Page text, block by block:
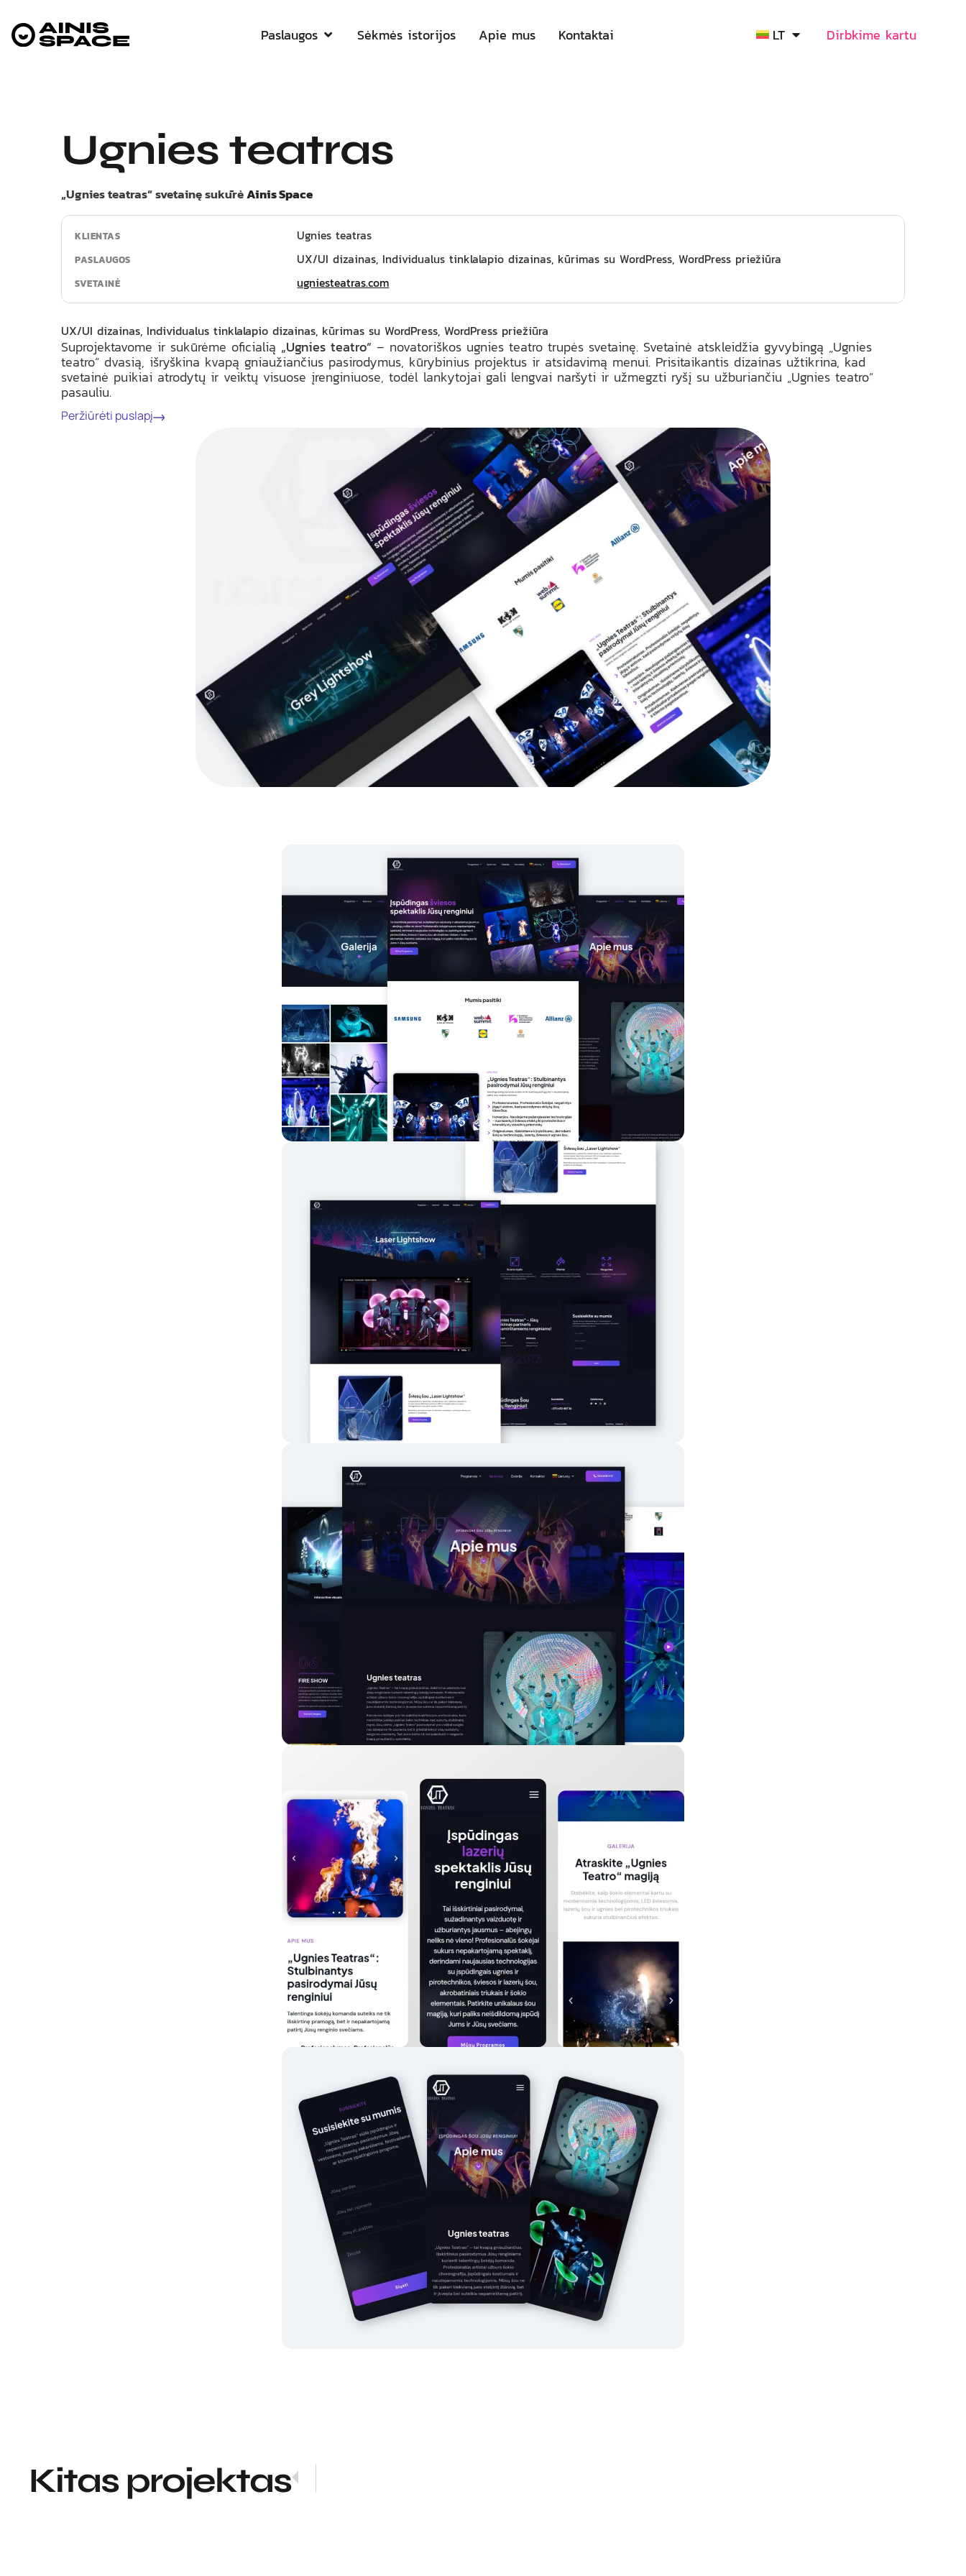
Paslaugos Sėkmės istorijos Apie mus Kontaktai LT Dirbkime kartu
Ugnies teatras
„Ugnies teatras“ svetainę sukūrėAinis Space
KLIENTAS Ugnies teatras
PASLAUGOS UX/UI dizainas, Individualus tinklalapio dizainas, kūrimas su WordPress, WordPress priežiūra
SVETAINĖ ugniesteatras.com
UX/UI dizainas, Individualus tinklalapio dizainas, kūrimas su WordPress, WordPress priežiūra
Suprojektavome ir sukūrėme oficialią „Ugnies teatro“ – novatoriškos ugnies teatro trupės svetainę. Svetainė atskleidžia gyvybingą „Ugnies
teatro“ dvasią, išryškina kvapą gniaužiančius pasirodymus, kūrybinius projektus ir atsidavimą menui. Prisitaikantis dizainas užtikrina, kad
svetainė puikiai atrodytų ir veiktų visuose įrenginiuose, todėl lankytojai gali lengvai naršyti ir užmegzti ryšį su užburiančiu „Ugnies teatro“
pasauliu.
Peržiūrėti puslapį
Kitas projektas